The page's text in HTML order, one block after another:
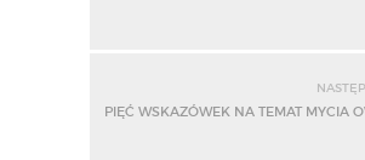
PIĘĆ WSKAZÓWEK NA TEMAT MYCIA